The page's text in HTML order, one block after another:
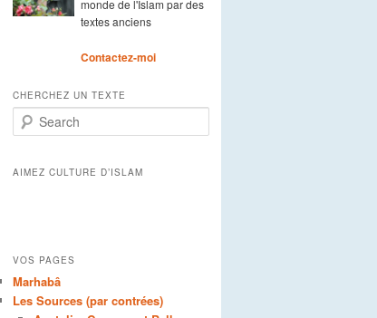
monde de l'Islam par des
textes anciens
Contactez-moi
CHERCHEZ UN TEXTE
Search
AIMEZ CULTURE D’ISLAM
VOS PAGES
Marhabâ
Les Sources (par contrées)